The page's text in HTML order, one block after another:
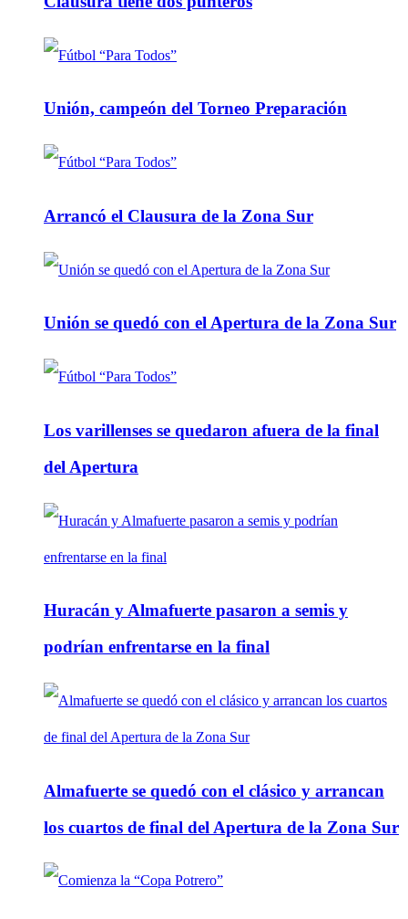
Unión, campeón del Torneo Preparación
Arrancó el Clausura de la Zona Sur
Unión se quedó con el Apertura de la Zona Sur
Los varillenses se quedaron afuera de la final
del Apertura
Huracán y Almafuerte pasaron a semis y
podrían enfrentarse en la final
Almafuerte se quedó con el clásico y arrancan
los cuartos de final del Apertura de la Zona Sur